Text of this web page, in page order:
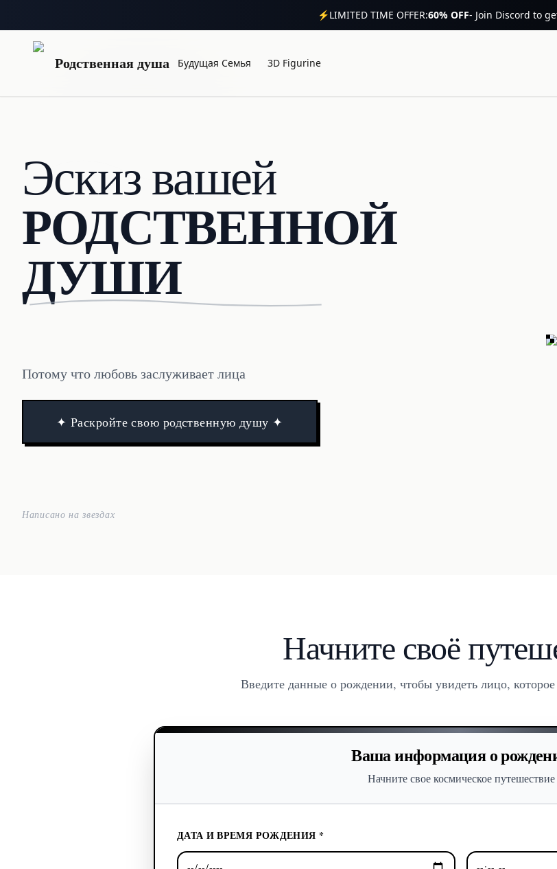
⚡LIMITED TIME OFFER:60% OFF- Join Discord to
Родственная душа Будущая Семья 3D Figurine
Эскиз вашей
РОДСТВЕННОЙ
ДУШИ
Потому что любовь заслуживает лица
✦ Раскройте свою родственную душу ✦
Написано на звездах
Начните своё
Введите данные о рождении, чтобы увидеть лицо, которое
Ваша информация о
Начните свое космическое путешествие
ДАТА И ВРЕМЯ РОЖДЕНИЯ *